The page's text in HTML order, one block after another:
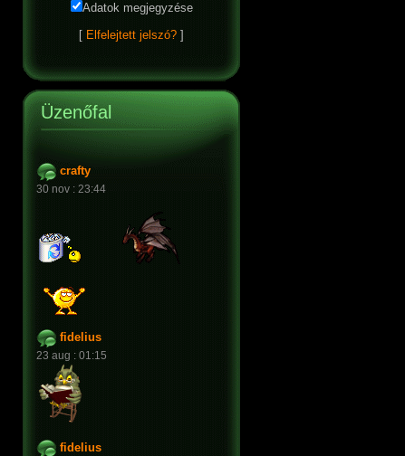
Adatok megjegyzése
[ Elfelejtett jelszó? ]
Üzenőfal
crafty
30 nov : 23:44
fidelius
23 aug : 01:15
fidelius